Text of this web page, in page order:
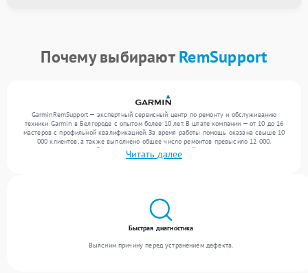
Почему выбираютRemSupport
GarminRemSupport — экспертный сервисный центр по ремонту и обслуживанию
техники Garmin в Белгороде с опытом более 10 лет. В штате компании — от 10 до 16
мастеров с профильной квалификацией. За время работы помощь оказана свыше 10
000 клиентов, а также выполнено общее число ремонтов превысило 12 000.
Ежемесячно в сервисный центр поступает от 300 устройств, включая , , . Мы работаем
с широким спектром неисправностей и предлагаем стабильный уровень сервиса
Читать далее
Быстрая диагностика
Выясним причину перед устранением дефекта.